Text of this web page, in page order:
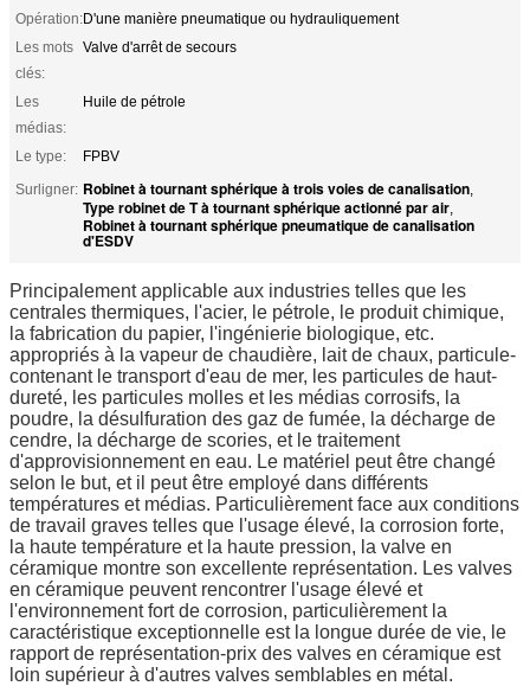
Opération:D'une manière pneumatique ou hydrauliquement
Les mots
clés:
Valve d'arrêt de secours
Les
médias:
Huile de pétrole
Le type:
FPBV
Surligner: Robinet à tournant sphérique à trois voies de canalisation,
Type robinet de T à tournant sphérique actionné par air,
Robinet à tournant sphérique pneumatique de canalisation
d'ESDV
Principalement applicable aux industries telles que les
centrales thermiques, l'acier, le pétrole, le produit chimique,
la fabrication du papier, l'ingénierie biologique, etc.
appropriés à la vapeur de chaudière, lait de chaux, particule-
contenant le transport d'eau de mer, les particules de haut-
dureté, les particules molles et les médias corrosifs, la
poudre, la désulfuration des gaz de fumée, la décharge de
cendre, la décharge de scories, et le traitement
d'approvisionnement en eau. Le matériel peut être changé
selon le but, et il peut être employé dans différents
températures et médias. Particulièrement face aux conditions
de travail graves telles que l'usage élevé, la corrosion forte,
la haute température et la haute pression, la valve en
céramique montre son excellente représentation. Les valves
en céramique peuvent rencontrer l'usage élevé et
l'environnement fort de corrosion, particulièrement la
caractéristique exceptionnelle est la longue durée de vie, le
rapport de représentation-prix des valves en céramique est
loin supérieur à d'autres valves semblables en métal.